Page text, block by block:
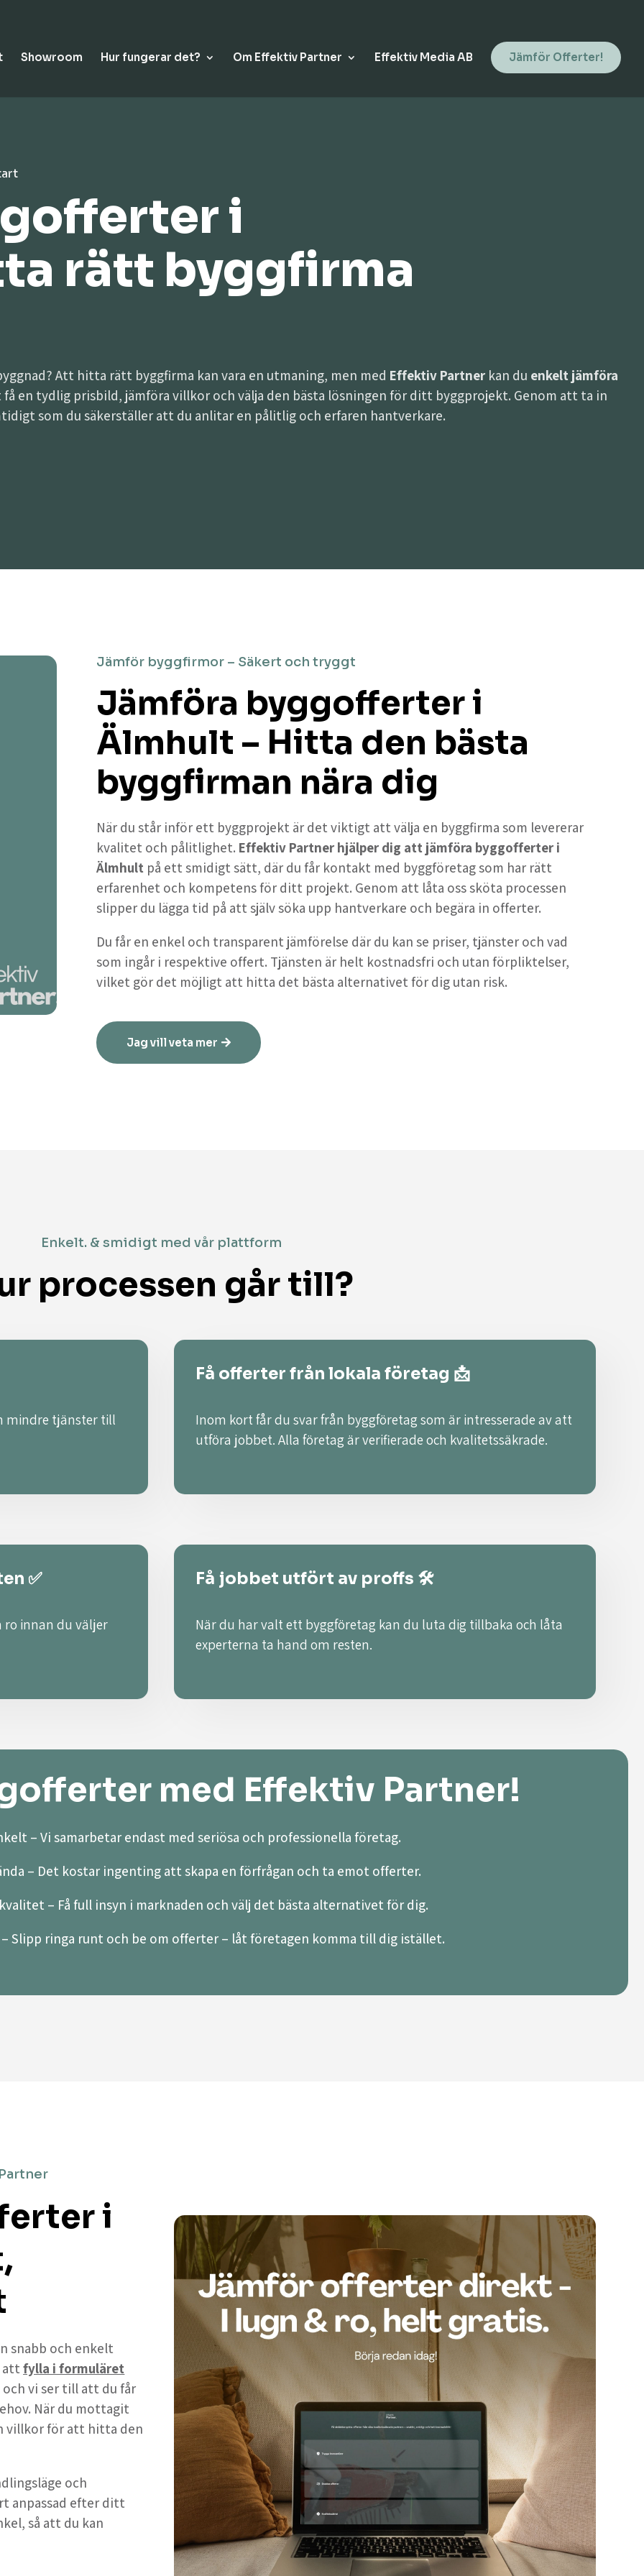
Showroom Hur fungerar det? Om Effektiv Partner Effektiv Media AB Jämför Offerter!
i
rätt byggfirma
Att hitta rätt byggfirma kan vara en utmaning, men med Effektiv Partner kan du enkelt jämföra
en tydlig prisbild, jämföra villkor och välja den bästa lösningen för ditt byggprojekt. Genom att ta in
som du säkerställer att du anlitar en pålitlig och erfaren hantverkare.
Jämför byggfirmor – Säkert och tryggt
Jämföra byggofferter i
Älmhult – Hitta den bästa
byggfirman nära dig
När du står inför ett byggprojekt är det viktigt att välja en byggfirma som levererar
kvalitet och pålitlighet. Effektiv Partner hjälper dig att jämföra byggofferter i
Älmhult på ett smidigt sätt, där du får kontakt med byggföretag som har rätt
erfarenhet och kompetens för ditt projekt. Genom att låta oss sköta processen
slipper du lägga tid på att själv söka upp hantverkare och begära in offerter.
Du får en enkel och transparent jämförelse där du kan se priser, tjänster och vad
som ingår i respektive offert. Tjänsten är helt kostnadsfri och utan förpliktelser,
vilket gör det möjligt att hitta det bästa alternativet för dig utan risk.
Jag vill veta mer
Enkelt. & smidigt med vår plattform
processen går till?
mindre tjänster till
Få offerter från lokala företag 📩
Inom kort får du svar från byggföretag som är intresserade av att
utföra jobbet. Alla företag är verifierade och kvalitetssäkrade.
✅
ro innan du väljer
Få jobbet utfört av proffs 🛠️
När du har valt ett byggföretag kan du luta dig tillbaka och låta
experterna ta hand om resten.
med Effektiv Partner!
– Vi samarbetar endast med seriösa och professionella företag.
– Det kostar ingenting att skapa en förfrågan och ta emot offerter.
– Få full insyn i marknaden och välj det bästa alternativet för dig.
– Slipp ringa runt och be om offerter – låt företagen komma till dig istället.
i
snabb och enkelt
attfylla i formuläret
vi ser till att du får
När du mottagit
villkor för att hitta den
och
anpassad efter ditt
så att du kan